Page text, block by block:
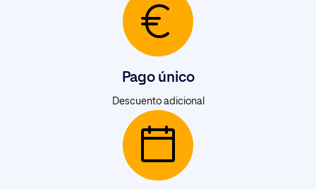
Pago único
Descuento adicional